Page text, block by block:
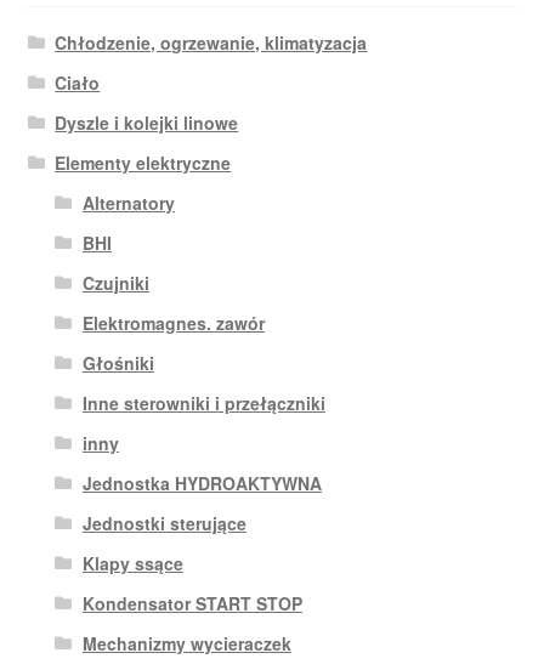
Chłodzenie, ogrzewanie, klimatyzacja
Ciało
Dyszle i kolejki linowe
Elementy elektryczne
Alternatory
BHI
Czujniki
Elektromagnes. zawór
Głośniki
Inne sterowniki i przełączniki
inny
Jednostka HYDROAKTYWNA
Jednostki sterujące
Klapy ssące
Kondensator START STOP
Mechanizmy wycieraczek